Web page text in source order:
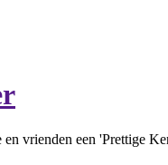
vrienden een 'Prettige